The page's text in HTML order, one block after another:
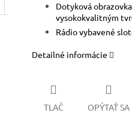
Dotyková
vysokokvalitným
Rádio vybavené
Detailné informácie
TLAČ OPÝTAŤ SA